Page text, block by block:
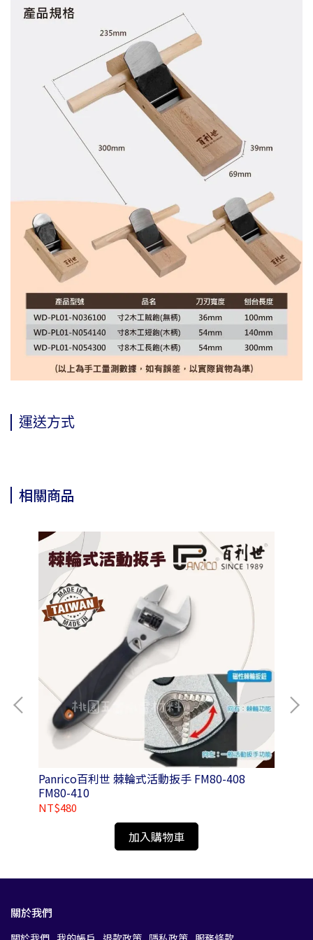
運送方式
相關商品
Panrico百利世 棘輪式活動扳手 FM80-408
FM80-410
NT$480
加入購物車
關於我們